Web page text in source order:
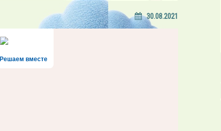
30.08.2021
Решаем вместе